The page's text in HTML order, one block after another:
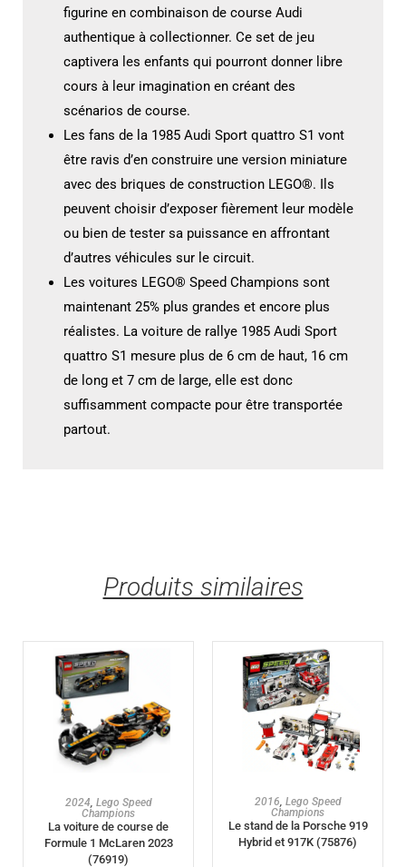
figurine en combinaison de course Audi
authentique à collectionner. Ce set de jeu
captivera les enfants qui pourront donner libre
cours à leur imagination en créant des
scénarios de course.
Les fans de la 1985 Audi Sport quattro S1 vont
être ravis d’en construire une version miniature
avec des briques de construction LEGO®. Ils
peuvent choisir d’exposer fièrement leur modèle
ou bien de tester sa puissance en affrontant
d’autres véhicules sur le circuit.
Les voitures LEGO® Speed Champions sont
maintenant 25% plus grandes et encore plus
réalistes. La voiture de rallye 1985 Audi Sport
quattro S1 mesure plus de 6 cm de haut, 16 cm
de long et 7 cm de large, elle est donc
suffisamment compacte pour être transportée
partout.
Produits similaires
AJOUTER AU PANIER
2024, Lego Speed
Champions
La voiture de course de
Formule 1 McLaren 2023
(76919)
AJOUTER AU PANIER
2016, Lego Speed
Champions
Le stand de la Porsche 919
Hybrid et 917K (75876)